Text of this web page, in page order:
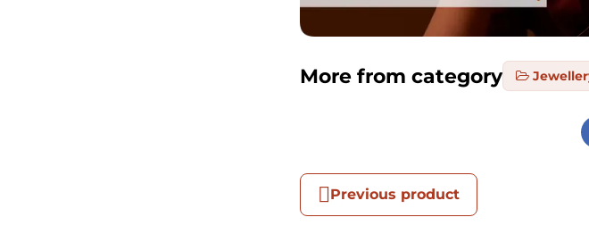
More from category
Previous product